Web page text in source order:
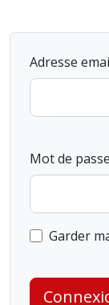
Adresse
Mot de passe
Garder